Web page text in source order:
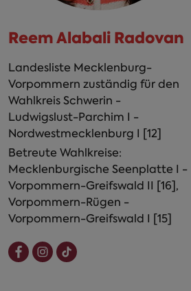
Reem Alabali Radovan
Landesliste Mecklenburg-
Vorpommern zuständig für den
Wahlkreis Schwerin -
Ludwigslust-Parchim I -
Nordwestmecklenburg I [12]
Betreute Wahlkreise:
Mecklenburgische Seenplatte I -
Vorpommern-Greifswald II [16],
Vorpommern-Rügen -
Vorpommern-Greifswald I [15]